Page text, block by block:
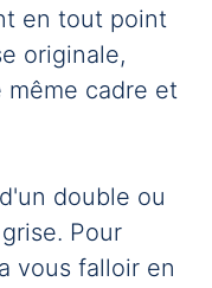
en tout point
originale,
même cadre et
double ou
Pour
vous falloir en